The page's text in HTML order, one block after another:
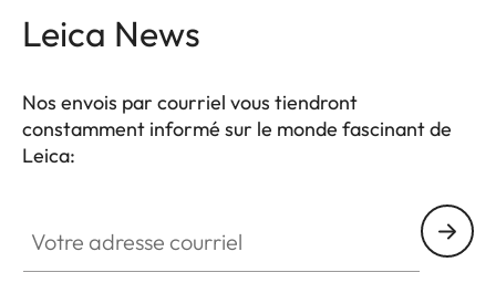
Leica News
Nos envois par courriel vous tiendront
constamment informé sur le monde fascinant de
Leica: